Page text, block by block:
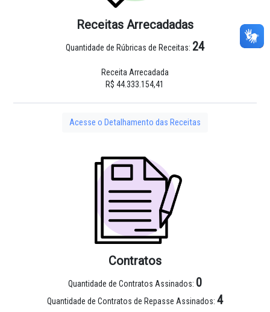
Receitas Arrecadadas
Quantidade de Rúbricas de Receitas: 24
Receita Arrecadada
R$ 44.333.154,41
Acesse o Detalhamento das Receitas
Contratos
Quantidade de Contratos Assinados: 0
Quantidade de Contratos de Repasse Assinados: 4